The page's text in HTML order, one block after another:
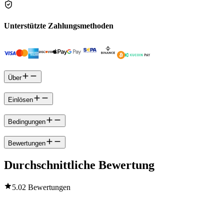
Unterstützte Zahlungsmethoden
Über
Einlösen
Bedingungen
Bewertungen
Durchschnittliche Bewertung
5.02 Bewertungen